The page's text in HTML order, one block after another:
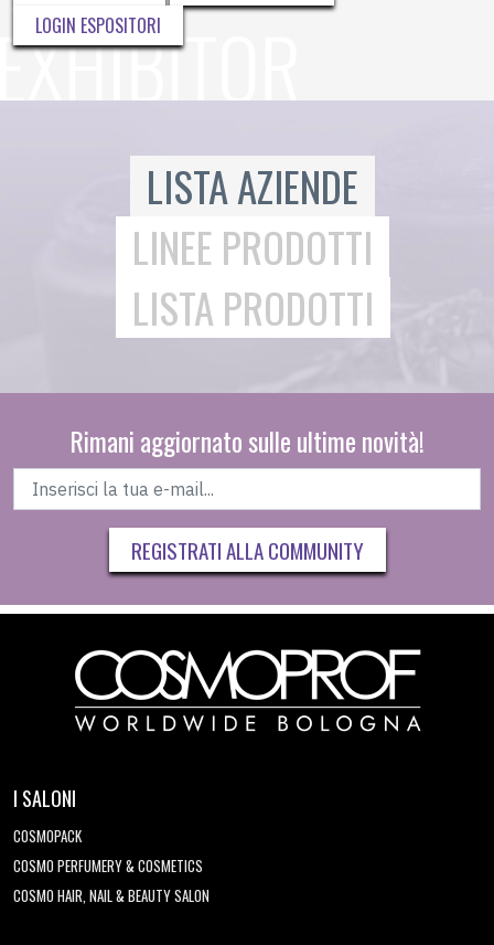
LOGIN ESPOSITORI
LISTA AZIENDE
LINEE PRODOTTI
LISTA PRODOTTI
Rimani aggiornato sulle ultime novità!
REGISTRATI ALLA COMMUNITY
I SALONI
COSMOPACK
COSMO PERFUMERY & COSMETICS
COSMO HAIR, NAIL & BEAUTY SALON